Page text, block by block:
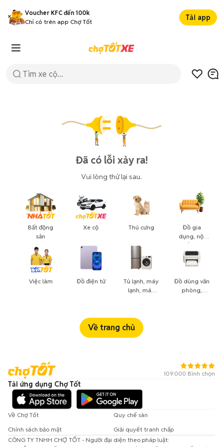
Voucher KFC đến 100k
Chỉ có trên app Chợ Tốt
Tải app
Đã có lỗi xảy ra!
Vui lòng thử lại sau.
Bất động
sản
Việc làm
Xe cộ
Đồ điện tử
Thú cưng
Tủ lạnh, máy
lạnh, máy
Đồ gia
dụng, nội
thất, cây
cảnh
Đồ dùng văn
phòng,
Về trang chủ
109.000 Bình chọn
Tải ứng dụng Chợ Tốt
Về Chợ Tốt
Quy chế sàn
Chính sách bảo mật
Giải quyết tranh chấp
CÔNG TY TNHH CHỢ TỐT - Người đại diện theo pháp luật: